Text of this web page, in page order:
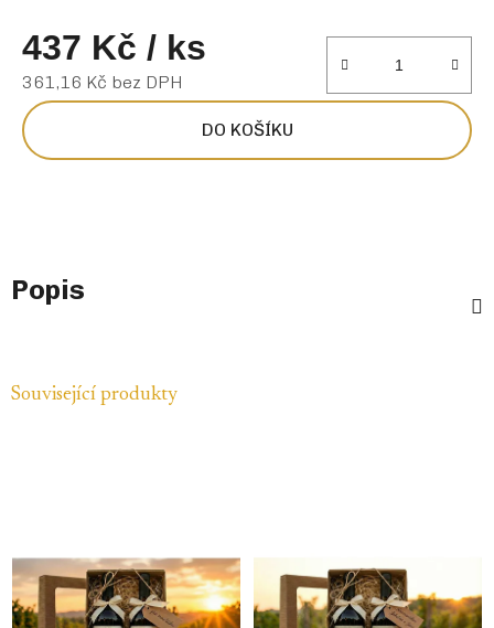
437 Kč / ks
361,16 Kč bez DPH
Měrná cena:
DO KOŠÍKU
Popis
Související produkty